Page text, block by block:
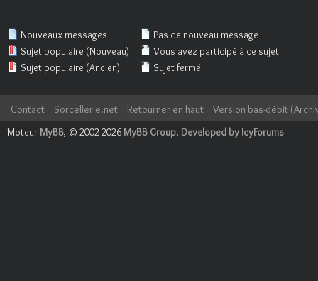
Nouveaux messages
Sujet populaire (Nouveau)
Sujet populaire (Ancien)
Pas de nouveau message
Vous avez participé à ce sujet
Sujet fermé
Contact Sorcellerie.net Retourner en haut
Version bas-débit
Moteur MyBB, © 2002-2026 MyBB Group. Developed by IcyForums